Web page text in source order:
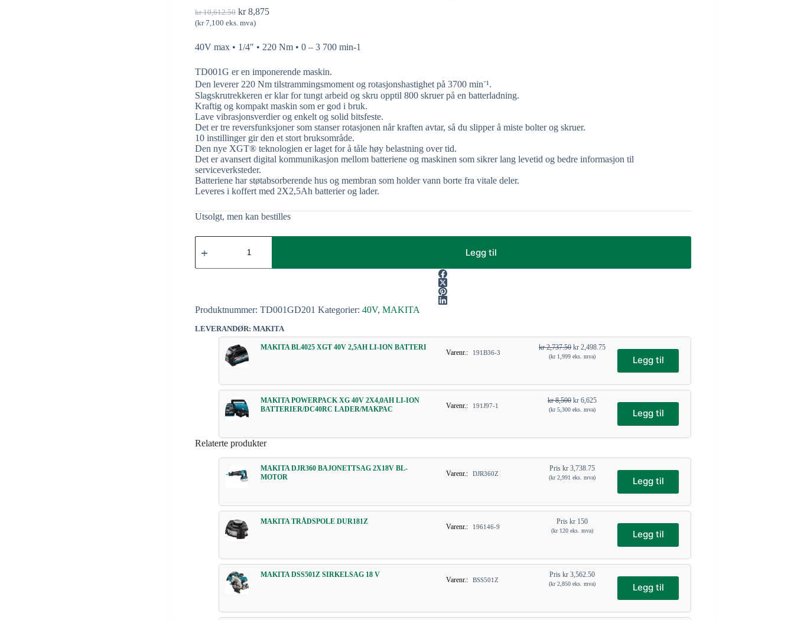
kr10,612.50 kr8,875
(kr7,100 eks. mva)
40V max • 1/4″ • 220 Nm • 0 – 3 700 min-1
TD001G er en imponerende maskin.
Den leverer 220 Nm tilstrammingsmoment og rotasjonshastighet på 3700 min⁻¹.
Slagskrutrekkeren er klar for tungt arbeid og skru opptil 800 skruer på en batterladning.
Kraftig og kompakt maskin som er god i bruk.
Lave vibrasjonsverdier og enkelt og solid bitsfeste.
Det er tre reversfunksjoner som stanser rotasjonen når kraften avtar, så du slipper å miste bolter og skruer.
10 instillinger gir den et stort bruksområde.
Den nye XGT® teknologien er laget for å tåle høy belastning over tid.
Det er avansert digital kommunikasjon mellom batteriene og maskinen som sikrer lang levetid og bedre informasjon til
serviceverksteder.
Batteriene har støtabsorberende hus og membran som holder vann borte fra vitale deler.
Leveres i koffert med 2X2,5Ah batterier og lader.
Utsolgt, men kan bestilles
Legg til
Produktnummer:TD001GD201 Kategorier:40V,MAKITA
LEVERANDØR: MAKITA
MAKITA BL4025 XGT 40V 2,5AH LI-ION BATTERI
Varenr.: 191B36-3
kr2,737.50 kr 2,498.75
(kr1,999 eks. mva) Legg til
MAKITA POWERPACK XG 40V 2X4,0AH LI-ION
BATTERIER/DC40RC LADER/MAKPAC
Varenr.: 191J97-1
kr8,500 kr 6,625
(kr5,300 eks. mva) Legg til
Relaterte produkter
MAKITA DJR360 BAJONETTSAG 2X18V BL-
MOTOR
Varenr.: DJR360Z
Pris kr 3,738.75
(kr2,991 eks. mva) Legg til
MAKITA TRÅDSPOLE DUR181Z
Varenr.: 196146-9
Pris kr 150
(kr120 eks. mva) Legg til
MAKITA DSS501Z SIRKELSAG 18 V
Varenr.: BSS501Z
Pris kr 3,562.50
(kr2,850 eks. mva) Legg til